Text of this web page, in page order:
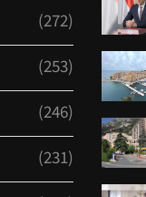
(272)
(253)
(246)
(231)